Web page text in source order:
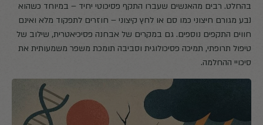
בהחלט. רבים מהאנשים שעברו התקף פסיכוטי יחיד – במיוחד כשהוא
נבע מגורם חיצוני כמו סם או לחץ קיצוני – חוזרים לתפקוד מלא ואינם
חווים התקפים נוספים. גם במקרים של אבחנה פסיכיאטרית, שילוב של
טיפול תרופתי, תמיכה פסיכולוגית וסביבה תומכת משפר משמעותית את
סיכויי ההחלמה.